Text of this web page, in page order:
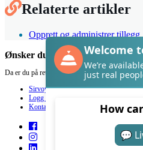
Relaterte artikler
Opprett og administrer tillegg
Ønsker du hjelp med Sirvoy?
Da er du på rett sted.
Sirvoy
Logg inn
Kontakt